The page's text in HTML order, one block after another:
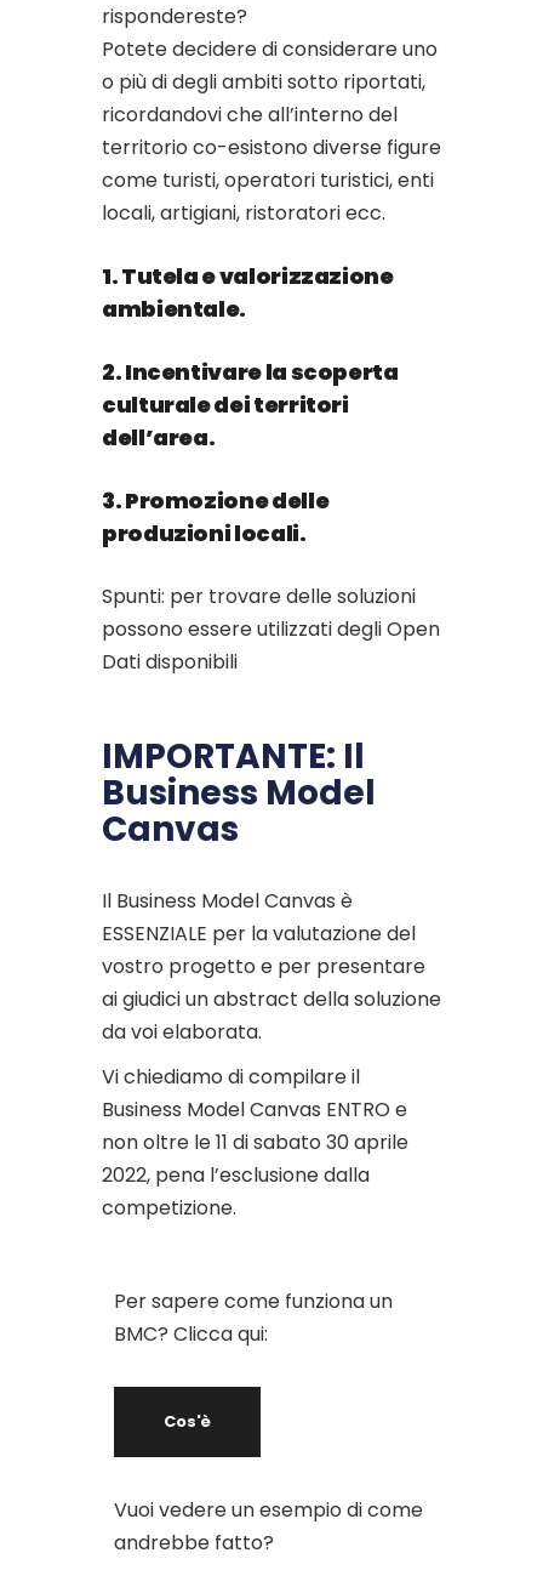
rispondereste?
Potete decidere di considerare uno
o più di degli ambiti sotto riportati,
ricordandovi che all’interno del
territorio co-esistono diverse figure
come turisti, operatori turistici, enti
locali, artigiani, ristoratori ecc.
1. Tutela e valorizzazione
ambientale.
2. Incentivare la scoperta
culturale dei territori
dell’area.
3. Promozione delle
produzioni locali.
Spunti: per trovare delle soluzioni
possono essere utilizzati degli Open
Dati disponibili
IMPORTANTE: Il
Business Model
Canvas
Il Business Model Canvas è
ESSENZIALE per la valutazione del
vostro progetto e per presentare
ai giudici un abstract della soluzione
da voi elaborata.
Vi chiediamo di compilare il
Business Model Canvas ENTRO e
non oltre le 11 di sabato 30 aprile
2022, pena l’esclusione dalla
competizione.
Per sapere come funziona un
BMC? Clicca qui:
Cos'è
Vuoi vedere un esempio di come
andrebbe fatto?